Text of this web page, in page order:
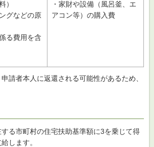
）
グなどの原
る費用を含
・家財や設備（風呂釜、エ
アコン等）の購入費
請者本人に返還される可能性があるため、
る市町村の住宅扶助基準額に3を乗じて得
します。